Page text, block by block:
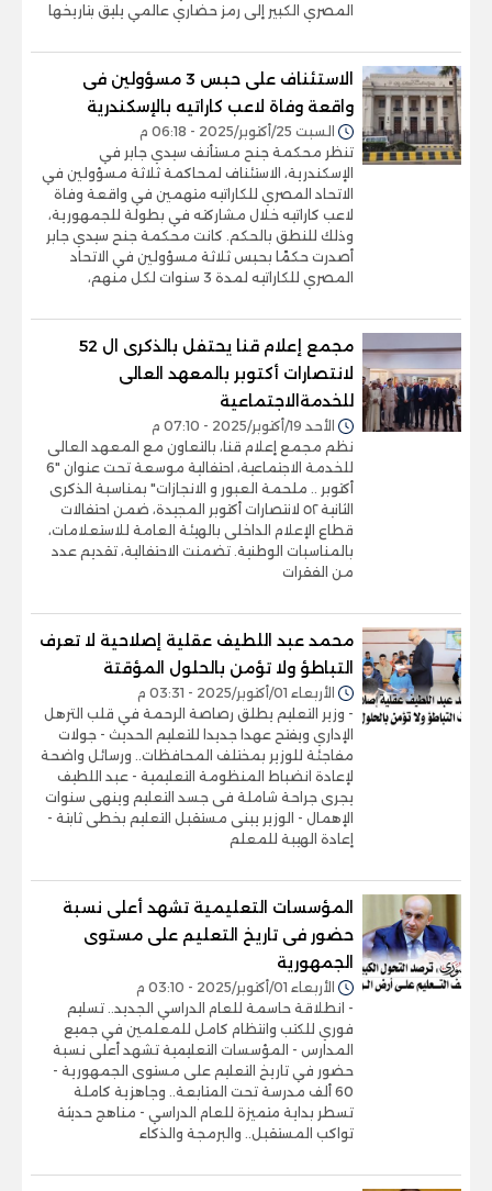
المصري الكبير إلى رمز حضاري عالمي يليق بتاريخها
الاستئناف على حبس 3 مسؤولين فى
واقعة وفاة لاعب كاراتيه بالإسكندرية
السبت 25/أكتوبر/2025 - 06:18 م
تنظر محكمة جنح مستأنف سيدي جابر في
الإسكندرية، الاستئناف لمحاكمة ثلاثة مسؤولين في
الاتحاد المصري للكاراتيه متهمين في واقعة وفاة
لاعب كاراتيه خلال مشاركته في بطولة للجمهورية،
وذلك للنطق بالحكم. كانت محكمة جنح سيدي جابر
أصدرت حكمًا بحبس ثلاثة مسؤولين في الاتحاد
المصري للكاراتيه لمدة 3 سنوات لكل منهم،
مجمع إعلام قنا يحتفل بالذكرى ال 52
لانتصارات أكتوبر بالمعهد العالى
للخدمةالاجتماعية
الأحد 19/أكتوبر/2025 - 07:10 م
نظم مجمع إعلام قنا، بالتعاون مع المعهد العالى
للخدمة الاجتماعية، احتفالية موسعة تحت عنوان "6
أكتوبر .. ملحمة العبور و الانجازات" بمناسبة الذكرى
الثانية ٥٢ لانتصارات أكتوبر المجيدة، ضمن احتفالات
قطاع الإعلام الداخلى بالهيئة العامة للاستعلامات،
بالمناسبات الوطنية. تضمنت الاحتفالية، تقديم عدد
من الفقرات
محمد عبد اللطيف عقلية إصلاحية لا تعرف
التباطؤ ولا تؤمن بالحلول المؤقتة
الأربعاء 01/أكتوبر/2025 - 03:31 م
- وزير التعليم يطلق رصاصة الرحمة في قلب الترهل
الإداري ويفتح عهدا جديدا للتعليم الحديث - جولات
مفاجئة للوزير بمختلف المحافظات.. ورسائل واضحة
لإعادة انضباط المنظومة التعليمية - عبد اللطيف
يجرى جراحة شاملة فى جسد التعليم وينهى سنوات
الإهمال - الوزير يبنى مستقبل التعليم بخطى ثابتة -
إعادة الهيبة للمعلم
المؤسسات التعليمية تشهد أعلى نسبة
حضور فى تاريخ التعليم على مستوى
الجمهورية
الأربعاء 01/أكتوبر/2025 - 03:10 م
- انطلاقة حاسمة للعام الدراسي الجديد.. تسليم
فوري للكتب وانتظام كامل للمعلمين في جميع
المدارس - المؤسسات التعليمية تشهد أعلى نسبة
حضور في تاريخ التعليم على مستوى الجمهورية -
60 ألف مدرسة تحت المتابعة.. وجاهزية كاملة
تسطر بداية متميزة للعام الدراسي - مناهج حديثة
تواكب المستقبل.. والبرمجة والذكاء